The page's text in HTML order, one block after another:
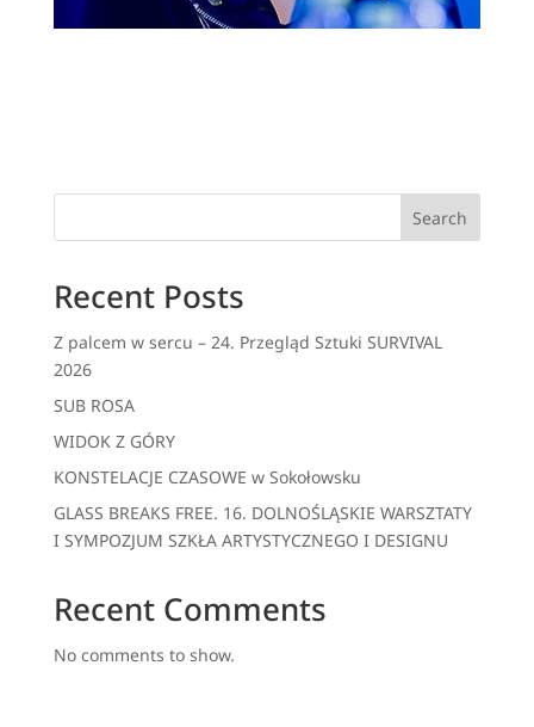
Search
Recent Posts
Z palcem w sercu – 24. Przegląd Sztuki SURVIVAL
2026
SUB ROSA
WIDOK Z GÓRY
KONSTELACJE CZASOWE w Sokołowsku
GLASS BREAKS FREE. 16. DOLNOŚLĄSKIE WARSZTATY
I SYMPOZJUM SZKŁA ARTYSTYCZNEGO I DESIGNU
Recent Comments
No comments to show.